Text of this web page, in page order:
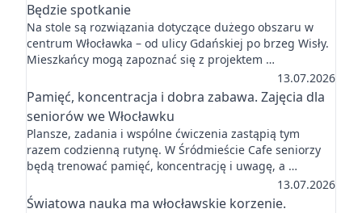
Będzie spotkanie
Na stole są rozwiązania dotyczące dużego obszaru w
centrum Włocławka – od ulicy Gdańskiej po brzeg Wisły.
Mieszkańcy mogą zapoznać się z projektem …
13.07.2026
Pamięć, koncentracja i dobra zabawa. Zajęcia dla
seniorów we Włocławku
Plansze, zadania i wspólne ćwiczenia zastąpią tym
razem codzienną rutynę. W Śródmieście Cafe seniorzy
będą trenować pamięć, koncentrację i uwagę, a …
13.07.2026
Światowa nauka ma włocławskie korzenie.